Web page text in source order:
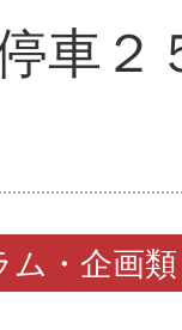
車２
ム・企画類